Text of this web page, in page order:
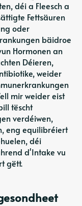
déi a Fleesch a
Fettsäuren
oder
bäidroe
Hormonen an
Déieren,
weider
mir weider eist
tëscht
verdéiwen,
eng equilibréiert
déi
d'Intake vu
gëtt.